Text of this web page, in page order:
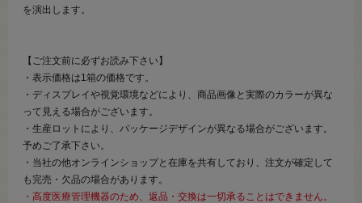
を演出します。
【ご注文前に必ずお読み下さい】
・表示価格は1箱の価格です。
・ディスプレイや視覚環境などにより、商品画像と実際のカラーが異な
って見える場合がございます。
・生産ロットにより、パッケージデザインが異なる場合がございます。
予めご了承下さい。
・当社の他オンラインショップと在庫を共有しており、注文が確定して
も完売・欠品の場合があります。
・高度医療管理機器のため、返品・交換は一切承ることはできません。